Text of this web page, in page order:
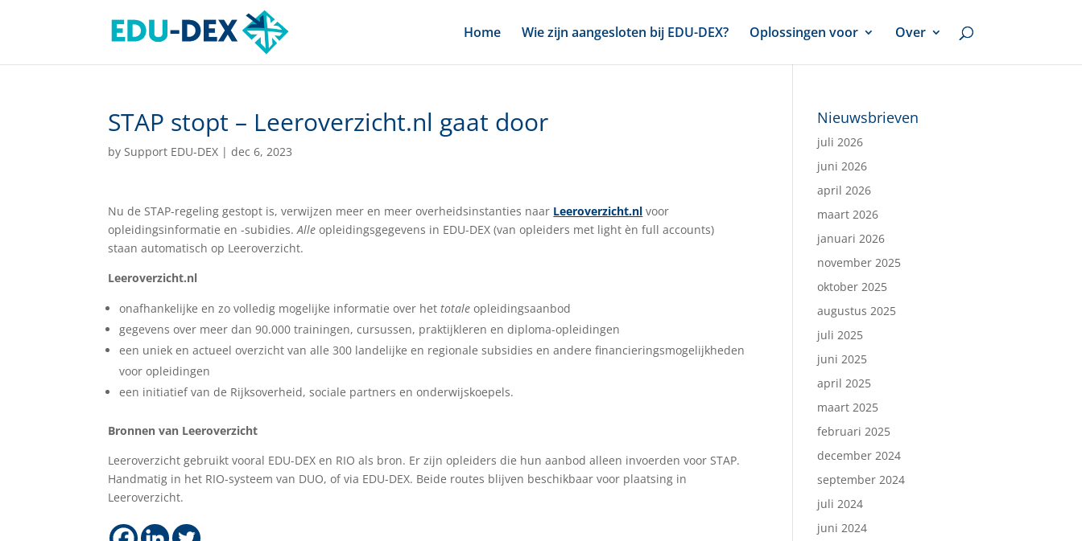
Home Wie zijn aangesloten bij EDU-DEX? Oplossingen voor Over
STAP stopt – Leeroverzicht.nl gaat door
bySupport EDU-DEX |dec 6, 2023
Nu de STAP-regeling gestopt is, verwijzen meer en meer overheidsinstanties naar Leeroverzicht.nl voor
opleidingsinformatie en -subidies.Alle opleidingsgegevens in EDU-DEX (van opleiders met light èn full accounts)
staan automatisch op Leeroverzicht.
Leeroverzicht.nl
onafhankelijke en zo volledig mogelijke informatie over hettotale opleidingsaanbod
gegevens over meer dan 90.000 trainingen, cursussen, praktijkleren en diploma-opleidingen
een uniek en actueel overzicht van alle 300 landelijke en regionale subsidies en andere financieringsmogelijkheden
voor opleidingen
een initiatief van de Rijksoverheid, sociale partners en onderwijskoepels.
Bronnen van Leeroverzicht
Leeroverzicht gebruikt vooral EDU-DEX en RIO als bron. Er zijn opleiders die hun aanbod alleen invoerden voor STAP.
Handmatig in het RIO-systeem van DUO, of via EDU-DEX. Beide routes blijven beschikbaar voor plaatsing in
Leeroverzicht.
Nieuwsbrieven
juli 2026
juni 2026
april 2026
maart 2026
januari 2026
november 2025
oktober 2025
augustus 2025
juli 2025
juni 2025
april 2025
maart 2025
februari 2025
december 2024
september 2024
juli 2024
juni 2024